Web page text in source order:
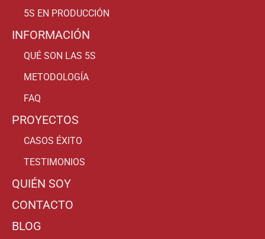
5S EN PRODUCCIÓN
INFORMACIÓN
QUÉ SON LAS 5S
METODOLOGÍA
FAQ
PROYECTOS
CASOS ÉXITO
TESTIMONIOS
QUIÉN SOY
CONTACTO
BLOG